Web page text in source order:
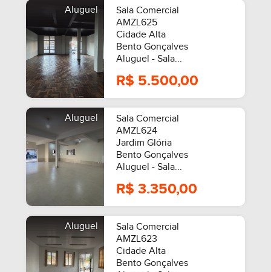
Aluguel
Sala Comercial
AMZL625
Cidade Alta
Bento Gonçalves
Aluguel - Sala...
R$ 5.500,00
Aluguel
Sala Comercial
AMZL624
Jardim Glória
Bento Gonçalves
Aluguel - Sala...
R$ 3.350,00
Aluguel
Sala Comercial
AMZL623
Cidade Alta
Bento Gonçalves